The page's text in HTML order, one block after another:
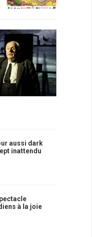
aussi dark
inattendu
à la joie